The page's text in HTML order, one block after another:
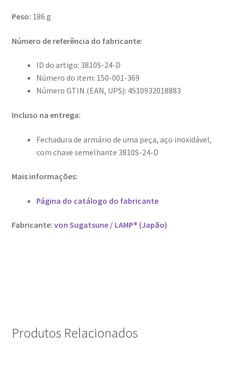
Peso: 186 g
Número de referência do fabricante:
ID do artigo: 3810S-24-D
Número do item: 150-001-369
Número GTIN (EAN, UPS): 4510932018883
Incluso na entrega:
Fechadura de armário de uma peça, aço inoxidável,
com chave semelhante 3810S-24-D
Mais informações:
Página do catálogo do fabricante
Fabricante: von Sugatsune / LAMP® (Japão)
Produtos Relacionados